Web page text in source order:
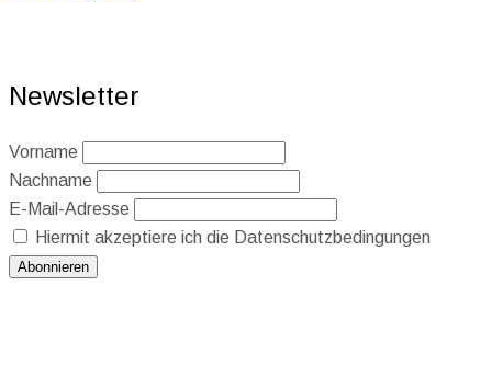
Newsletter
Vorname
Nachname
E-Mail-Adresse
Hiermit akzeptiere ich die Datenschutzbedingungen